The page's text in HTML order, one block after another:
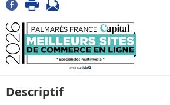
Descriptif